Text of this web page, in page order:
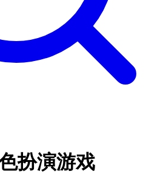
扮演游戏